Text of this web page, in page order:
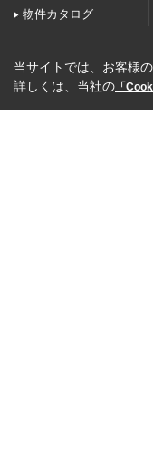
物件カタログ
当サイトでは、お客様
詳しくは、当社の 「